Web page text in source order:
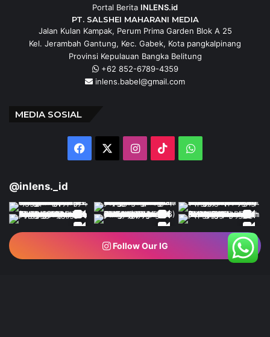
Portal Berita INLENS.id
PT. SALSHEI MAHARANI MEDIA
Jalan Kulan Kampak, Perum Prima Garden Blok A 25
Kel. Jerambah Gantung, Kec. Gabek, Kota pangkalpinang
Provinsi Kepulauan Bangka Belitung
+62 852-6789-4359
inlens.babel@gmail.com
MEDIA SOSIAL
Facebook Instagram
TikTokWhatsApp
@inlens._id
Follow Our IG